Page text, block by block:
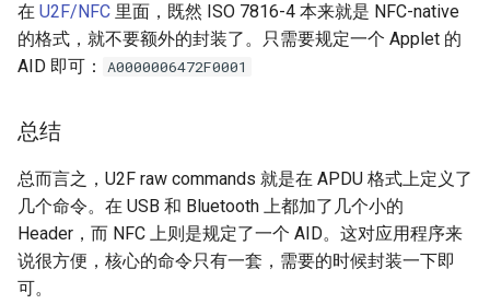
在 U2F/NFC 里面，既然 ISO 7816-4 本来就是 NFC-native
的格式，就不要额外的封装了。只需要规定一个 Applet 的
AID 即可：
A0000006472F0001
总结
总而言之，U2F raw commands 就是在 APDU 格式上定义了
几个命令。在 USB 和 Bluetooth 上都加了几个小的
Header，而 NFC 上则是规定了一个 AID。这对应用程序来
说很方便，核心的命令只有一套，需要的时候封装一下即
可。